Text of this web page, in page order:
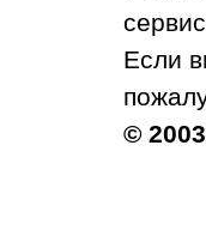
Если
©